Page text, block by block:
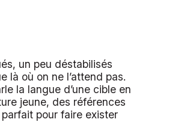
un peu déstabilisés
là où on ne l’attend pas.
la langue d’une cible en
jeune, des références
pour faire exister